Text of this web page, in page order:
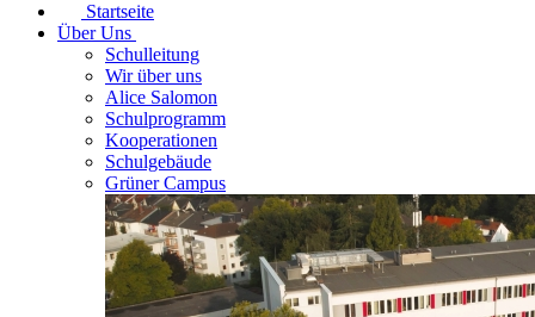
Startseite
Über Uns
Schulleitung
Wir über uns
Alice Salomon
Schulprogramm
Kooperationen
Schulgebäude
Grüner Campus